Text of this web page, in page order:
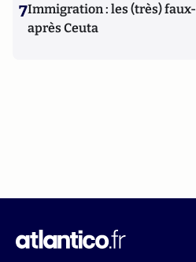
7Immigration : les (très)
après Ceuta